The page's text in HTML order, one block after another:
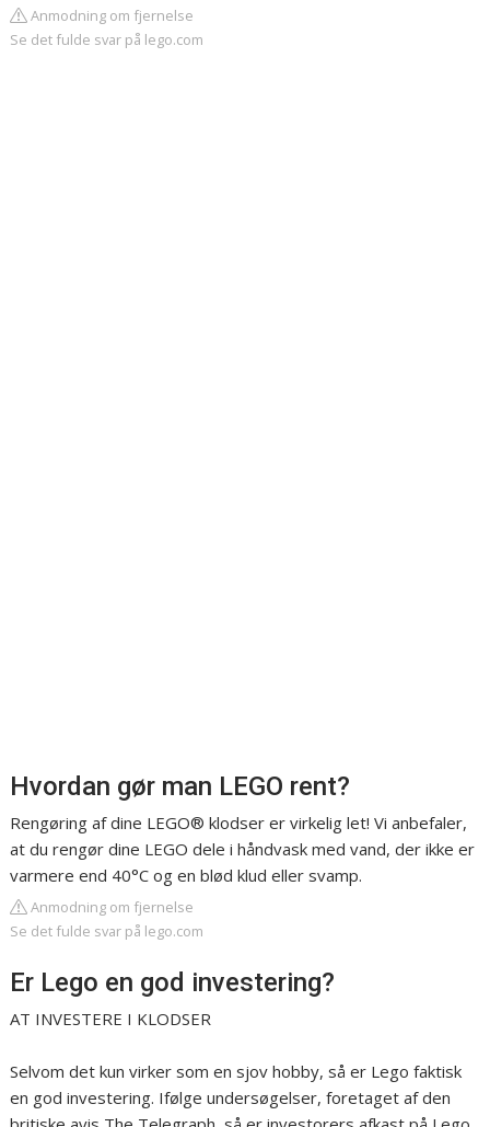
Anmodning om fjernelse
Se det fulde svar på lego.com
Hvordan gør man LEGO rent?
Rengøring af dine LEGO® klodser er virkelig let! Vi anbefaler,
at du rengør dine LEGO dele i håndvask med vand, der ikke er
varmere end 40°C og en blød klud eller svamp.
Anmodning om fjernelse
Se det fulde svar på lego.com
Er Lego en god investering?
AT INVESTERE I KLODSER
Selvom det kun virker som en sjov hobby, så er Lego faktisk
en god investering. Ifølge undersøgelser, foretaget af den